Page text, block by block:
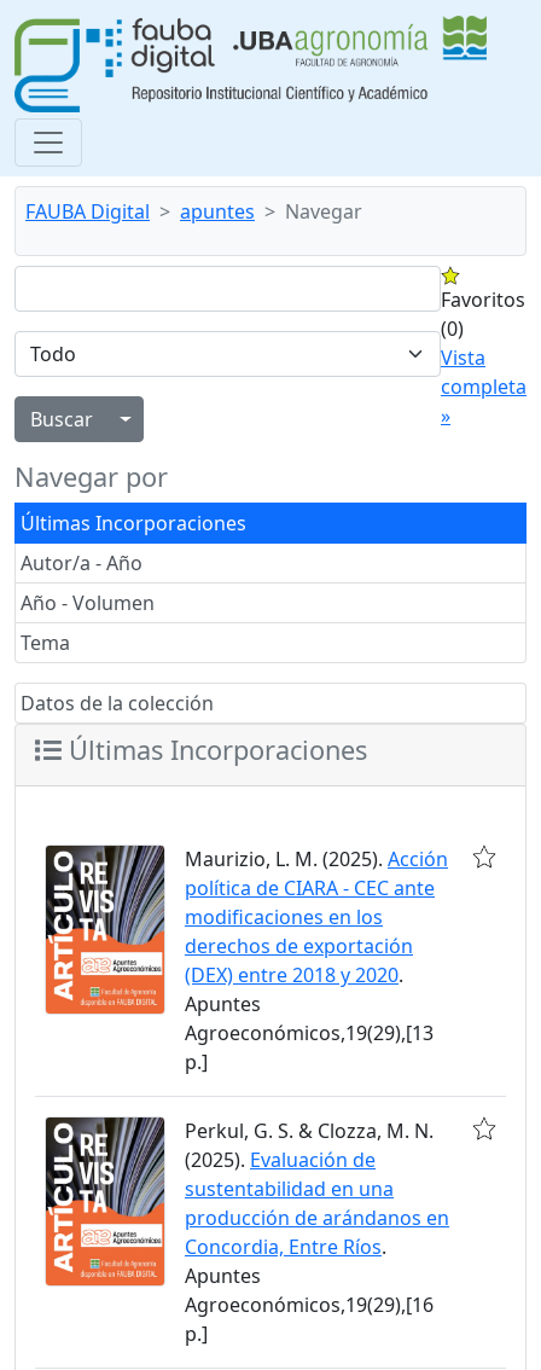
FAUBA Digital apuntes Navegar
Alternar menú desplegable
Favoritos
(0)
Vista
completa
»
Navegar por
Últimas Incorporaciones
Autor/a - Año
Año - Volumen
Tema
Datos de la colección
Últimas Incorporaciones
Maurizio, L. M. (2025). Acción
política de CIARA - CEC ante
modificaciones en los
derechos de exportación
(DEX) entre 2018 y 2020.
Apuntes
Agroeconómicos,19(29),[13
p.]
Perkul, G. S. & Clozza, M. N.
(2025). Evaluación de
sustentabilidad en una
producción de arándanos en
Concordia, Entre Ríos.
Apuntes
Agroeconómicos,19(29),[16
p.]